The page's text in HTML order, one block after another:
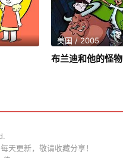
美国 / 2005
布兰迪和他的怪物
天更新，敬请收藏分享！